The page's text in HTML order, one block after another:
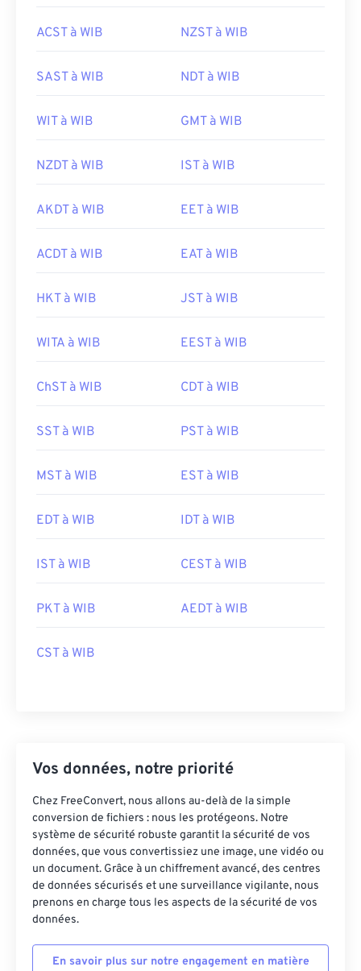
ACST à WIB NZST à WIB
SAST à WIB NDT à WIB
WIT à WIB GMT à WIB
NZDT à WIB IST à WIB
AKDT à WIB EET à WIB
ACDT à WIB EAT à WIB
HKT à WIB JST à WIB
WITA à WIB EEST à WIB
ChST à WIB CDT à WIB
SST à WIB PST à WIB
MST à WIB EST à WIB
EDT à WIB IDT à WIB
IST à WIB CEST à WIB
PKT à WIB AEDT à WIB
CST à WIB
Vos données, notre priorité
Chez FreeConvert, nous allons au-delà de la simple
conversion de fichiers : nous les protégeons. Notre
système de sécurité robuste garantit la sécurité de vos
données, que vous convertissiez une image, une vidéo ou
un document. Grâce à un chiffrement avancé, des centres
de données sécurisés et une surveillance vigilante, nous
prenons en charge tous les aspects de la sécurité de vos
données.
En savoir plus sur notre engagement en matière